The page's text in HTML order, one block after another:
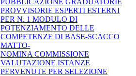
PUBBLICAZIONE GRADUATORIE
PROVVISORIE ESPERTI ESTERNI
PER N. 1 MODULO DI
POTENZIAMENTO DELLE
COMPETENZE DI BASE-SCACCO
MATTO-
NOMINA COMMISSIONE
VALUTAZIONE ISTANZE
PERVENUTE PER SELEZIONE